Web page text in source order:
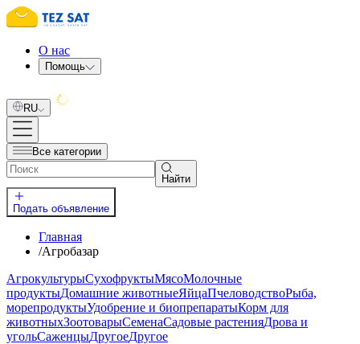
О нас
Помощь
RU
Все категории
Найти
Подать объявление
Главная
/Агробазар
АгрокультурыСухофруктыМясоМолочные
продуктыДомашние животныеЯйцаПчеловодствоРыба,
морепродуктыУдобрение и биопрепаратыКорм для
животныхЗоотоварыСеменаСадовые растенияДрова и
угольСаженцыДругоеДругое